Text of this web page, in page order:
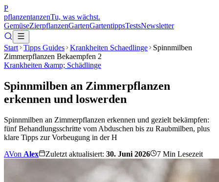
P
pflanzentanzenTu, was wächst.
GemüseZierpflanzenGartenGartentippsTestsNewsletter
Start Tipps Guides Krankheiten Schaedlinge
Spinnmilben
Zimmerpflanzen Bekaempfen 2
Krankheiten &amp; Schädlinge
Spinnmilben an Zimmerpflanzen
erkennen und loswerden
Spinnmilben an Zimmerpflanzen erkennen und gezielt bekämpfen:
fünf Behandlungsschritte vom Abduschen bis zu Raubmilben, plus
klare Tipps zur Vorbeugung in der H
AVon Alex Zuletzt aktualisiert: 30. Juni 2026 7 Min Lesezeit